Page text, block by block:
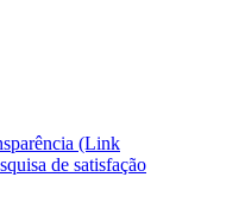
(Link
de satisfação